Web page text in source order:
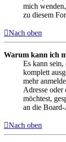
mich
zu diesem
Nach oben
Warum kann ich
Es kann
komplett
mehr
Adresse
möchtest,
an die
Nach oben